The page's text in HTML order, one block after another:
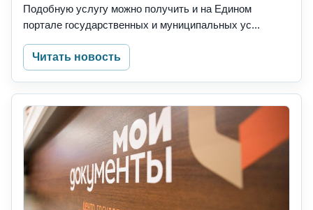
Подобную услугу можно получить и на Едином
портале государственных и муниципальных ус...
Читать новость